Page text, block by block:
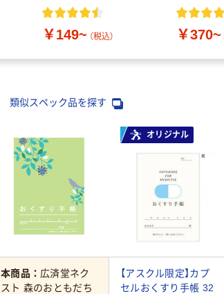
￥149~ （税込） ￥370~
類似スペック品を探す
オリジナル
本商品： 広済堂ネク
スト 森のおともだち
【アスクル限定】カプ
セルおくすり手帳 32